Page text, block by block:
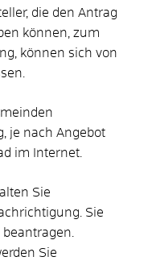
die den Antrag
können, zum
können sich von
je nach Angebot
im Internet.
Sie
Sie
Sie